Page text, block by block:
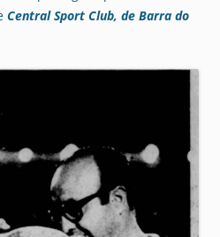
Central Sport Club, de Barra do